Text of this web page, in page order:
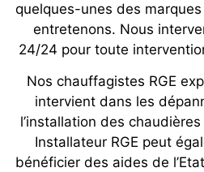
quelques-unes des
entretenons. Nous
24/24 pour toute
Nos chauffagistes RGE
intervient dans les
l’installation des
Installateur RGE peut
bénéficier des aides de